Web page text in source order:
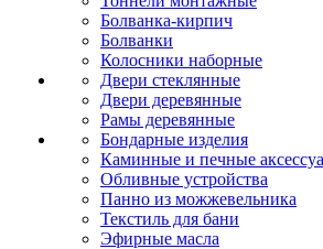
Болванка-кирпич
Болванки
Колосники наборные
Двери стеклянные
Двери деревянные
Рамы деревянные
Бондарные изделия
Каминные и печные
Обливные устройства
Панно из можжевельника
Текстиль для бани
Эфирные масла